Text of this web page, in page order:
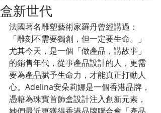
盒新世代
法國著名雕塑藝術家羅丹曾經講過：
「雕刻不需要獨創，但一定要生命。」
尤其今天，是一個「做產品，講故事」
的銷售年代，從事產品設計的人，更需
要為產品賦予生命力，才能真正打動人
心。Adelina安朵莉娜是一個香港品牌，
憑藉為珠寶首飾盒設計注入創新元素，